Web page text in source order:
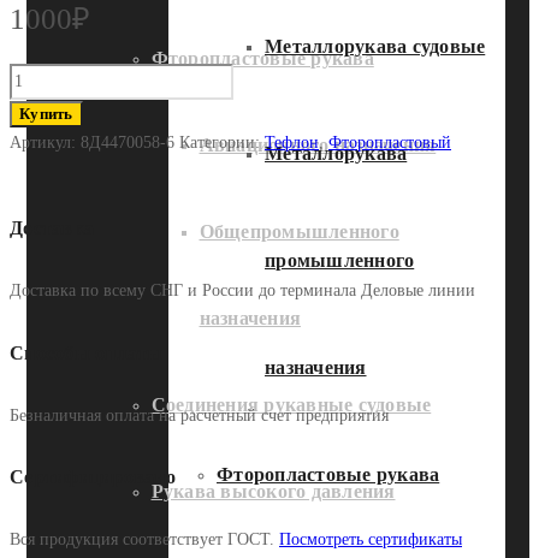
Фторопластовые рукава
Авиационного назначения
Общепромышленного
назначения
Соединения рукавные судовые
Рукава высокого давления
Металлорукава судовые
Металлорукава
промышленного
назначения
Фторопластовые рукава
1000₽
Количество
Фторопластовый
рукав
Купить
Артикул: 8Д4470058-6 Категории:Тефлон,Фторопластовый
Доставка
Доставка по всему СНГ и России до терминала Деловые линии
Способы оплаты
Безналичная оплата на расчетный счет предприятия
Сертифицировано
Вся продукция соответствует ГОСТ. Посмотреть сертификаты